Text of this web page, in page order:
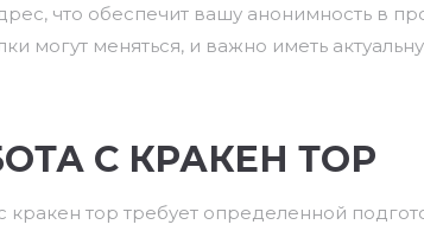
что обеспечит вашу анонимность в
могут меняться, и важно иметь
С КРАКЕН ТОР
кракен тор требует определенной